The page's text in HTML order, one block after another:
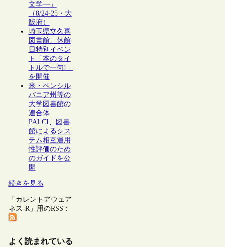
文学―」
（8/24-25・大
阪府）
埼玉県立久喜
図書館、休館
日特別イベン
ト「本のタイ
トルで一句!」
を開催
米・ペンシル
バニア州等の
大学図書館の
連合体
PALCI、図書
館によるシス
テム相互運用
性評価のため
のガイドを公
開
続きを見る
「カレントアウェア
ネス-R」用のRSS：
よく読まれている